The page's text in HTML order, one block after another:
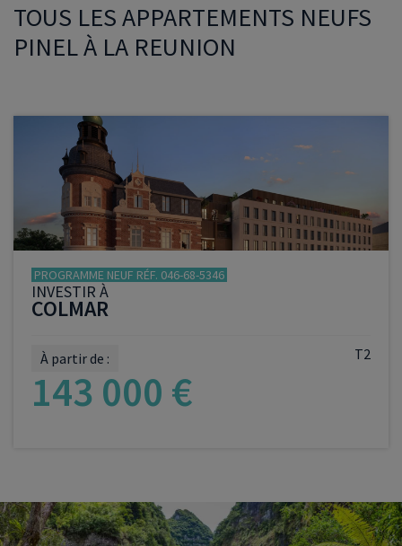
TOUS LES APPARTEMENTS NEUFS
PINEL À LA REUNION
PROGRAMME NEUF RÉF. 046-68-5346
INVESTIR À
COLMAR
T2
À partir de :
143 000 €